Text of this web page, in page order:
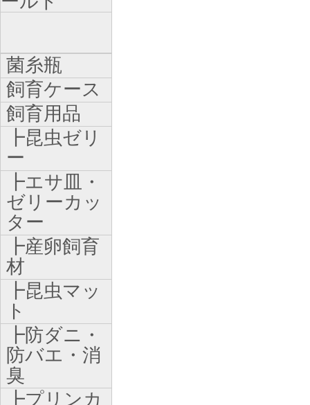
菌糸瓶
飼育ケース
飼育用品
┣昆虫ゼリ
ー
┣エサ皿・
ゼリーカッ
ター
┣産卵飼育
材
┣昆虫マッ
ト
┣防ダニ・
防バエ・消
臭
┣プリンカ